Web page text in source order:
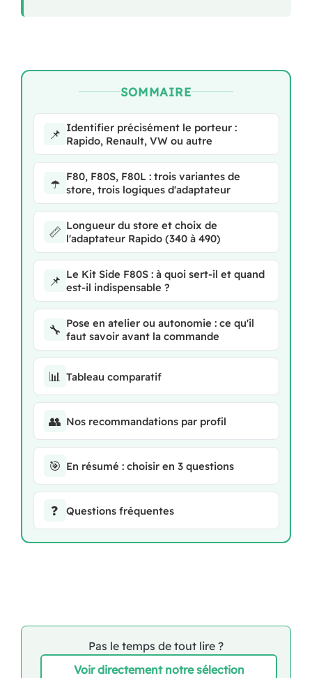
SOMMAIRE
📌 Identifier précisément le porteur :
Rapido, Renault, VW ou autre
☂️ F80, F80S, F80L : trois variantes de
store, trois logiques d'adaptateur
📏 Longueur du store et choix de
l'adaptateur Rapido (340 à 490)
📌 Le Kit Side F80S : à quoi sert-il et quand
est-il indispensable ?
🔧 Pose en atelier ou autonomie : ce qu'il
faut savoir avant la commande
📊 Tableau comparatif
👥 Nos recommandations par profil
🎯 En résumé : choisir en 3 questions
❓ Questions fréquentes
Pas le temps de tout lire ?
Voir directement notre sélection